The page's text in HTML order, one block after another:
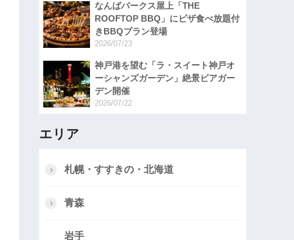
なんばパークス屋上「THE
ROOFTOP BBQ」にピザ食べ放題付
きBBQプラン登場
2026/07/23
神戸港を望む「ラ・スイート神戸オ
ーシャンズガーデン」絶景ビアガー
デン開催
2026/07/22
エリア
札幌・すすきの・北海道
青森
岩手